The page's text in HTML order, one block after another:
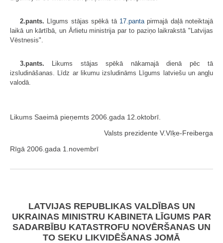
2.pants. Līgums stājas spēkā tā 17.pantapirmajā daļā noteiktajā
laikā un kārtībā, un Ārlietu ministrija par to paziņo laikrakstā "Latvijas
Vēstnesis".
3.pants. Likums stājas spēkā nākamajā dienā pēc tā
izsludināšanas. Līdz ar likumu izsludināms Līgums latviešu un angļu
valodā.
Likums Saeimā pieņemts 2006.gada 12.oktobrī.
Valsts prezidente V.Vīķe-Freiberga
Rīgā 2006.gada 1.novembrī
LATVIJAS REPUBLIKAS VALDĪBAS UN
UKRAINAS MINISTRU KABINETA LĪGUMS PAR
SADARBĪBU KATASTROFU NOVĒRŠANAS UN
TO SEKU LIKVIDĒŠANAS JOMĀ